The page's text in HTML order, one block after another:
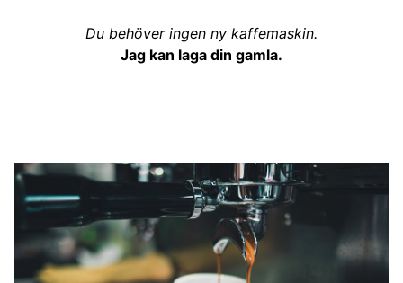
Du behöver ingen ny kaffemaskin.
Jag kan laga din gamla.